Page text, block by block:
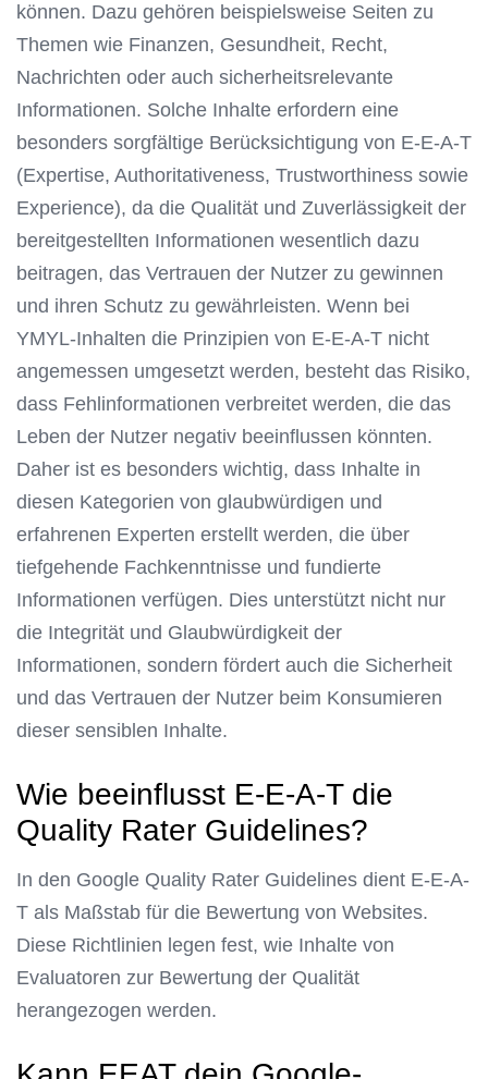
können. Dazu gehören beispielsweise Seiten zu
Themen wie Finanzen, Gesundheit, Recht,
Nachrichten oder auch sicherheitsrelevante
Informationen. Solche Inhalte erfordern eine
besonders sorgfältige Berücksichtigung von E-E-A-T
(Expertise, Authoritativeness, Trustworthiness sowie
Experience), da die Qualität und Zuverlässigkeit der
bereitgestellten Informationen wesentlich dazu
beitragen, das Vertrauen der Nutzer zu gewinnen
und ihren Schutz zu gewährleisten. Wenn bei
YMYL-Inhalten die Prinzipien von E-E-A-T nicht
angemessen umgesetzt werden, besteht das Risiko,
dass Fehlinformationen verbreitet werden, die das
Leben der Nutzer negativ beeinflussen könnten.
Daher ist es besonders wichtig, dass Inhalte in
diesen Kategorien von glaubwürdigen und
erfahrenen Experten erstellt werden, die über
tiefgehende Fachkenntnisse und fundierte
Informationen verfügen. Dies unterstützt nicht nur
die Integrität und Glaubwürdigkeit der
Informationen, sondern fördert auch die Sicherheit
und das Vertrauen der Nutzer beim Konsumieren
dieser sensiblen Inhalte.
Wie beeinflusst E-E-A-T die
Quality Rater Guidelines?
In den Google Quality Rater Guidelines dient E-E-A-
T als Maßstab für die Bewertung von Websites.
Diese Richtlinien legen fest, wie Inhalte von
Evaluatoren zur Bewertung der Qualität
herangezogen werden.